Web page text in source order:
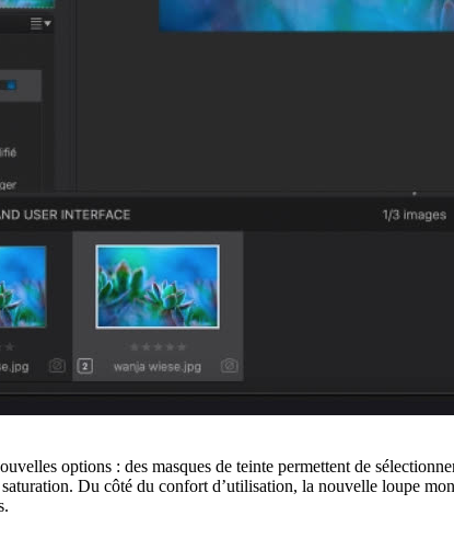
options : des masques de teinte permettent de
Du côté du confort d’utilisation, la nouvelle loupe